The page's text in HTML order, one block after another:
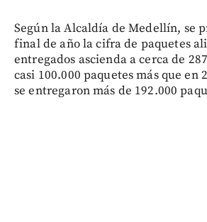
Según la Alcaldía de Medellín, se
final de año la cifra de paquetes
entregados ascienda a cerca de
casi 100.000 paquetes más que en
se entregaron más de 192.000